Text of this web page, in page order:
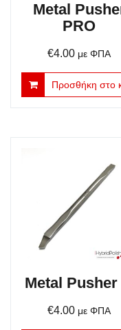
Metal
PRO
€4.00 με ΦΠΑ
Προσθήκη στο
Metal Pusher
€4.00 με ΦΠΑ